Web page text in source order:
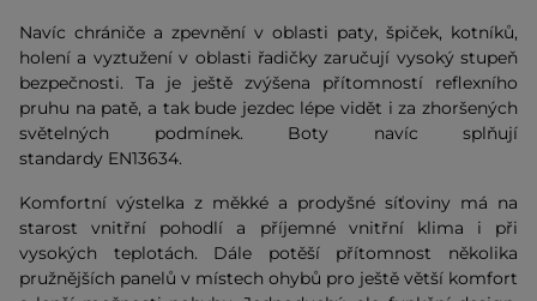
Navíc chrániče a zpevnění v oblasti paty, špiček, kotníků,
holení a vyztužení v oblasti řadičky zaručují vysoký stupeň
bezpečnosti. Ta je ještě zvýšena přítomností reflexního
pruhu na patě, a tak bude jezdec lépe vidět i za zhoršených
světelných podmínek. Boty navíc splňují
standardy EN13634.
Komfortní výstelka z měkké a prodyšné síťoviny má na
starost vnitřní pohodlí a příjemné vnitřní klima i při
vysokých teplotách. Dále potěší přítomnost několika
pružnějších panelů v místech ohybů pro ještě větší komfort